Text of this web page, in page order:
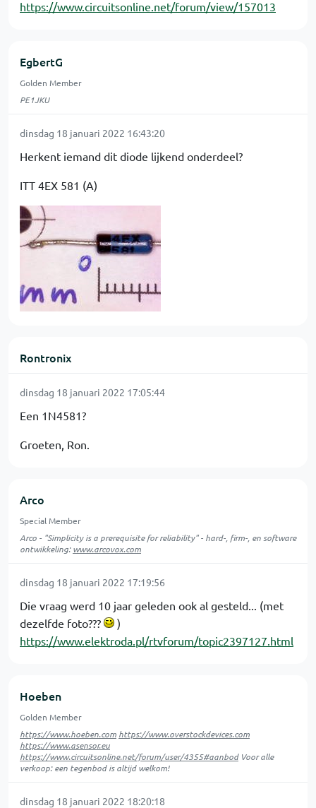
https://www.circuitsonline.net/forum/view/157013
EgbertG
Golden Member
PE1JKU
dinsdag 18 januari 2022 16:43:20
Herkent iemand dit diode lijkend onderdeel?
ITT 4EX 581 (A)
Rontronix
dinsdag 18 januari 2022 17:05:44
Een 1N4581?
Groeten, Ron.
Arco
Special Member
Arco - "Simplicity is a prerequisite for reliability" - hard-, firm-, en software
ontwikkeling:www.arcovox.com
dinsdag 18 januari 2022 17:19:56
Die vraag werd 10 jaar geleden ook al gesteld... (met
dezelfde foto???
)
https://www.elektroda.pl/rtvforum/topic2397127.html
Hoeben
Golden Member
https://www.hoeben.com https://www.overstockdevices.com
https://www.asensor.eu
https://www.circuitsonline.net/forum/user/4355#aanbodVoor alle
verkoop: een tegenbod is altijd welkom!
dinsdag 18 januari 2022 18:20:18